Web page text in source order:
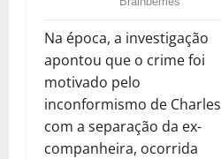
Na época, a investigação
apontou que o crime foi
motivado pelo
inconformismo de Charles
com a separação da ex-
companheira, ocorrida